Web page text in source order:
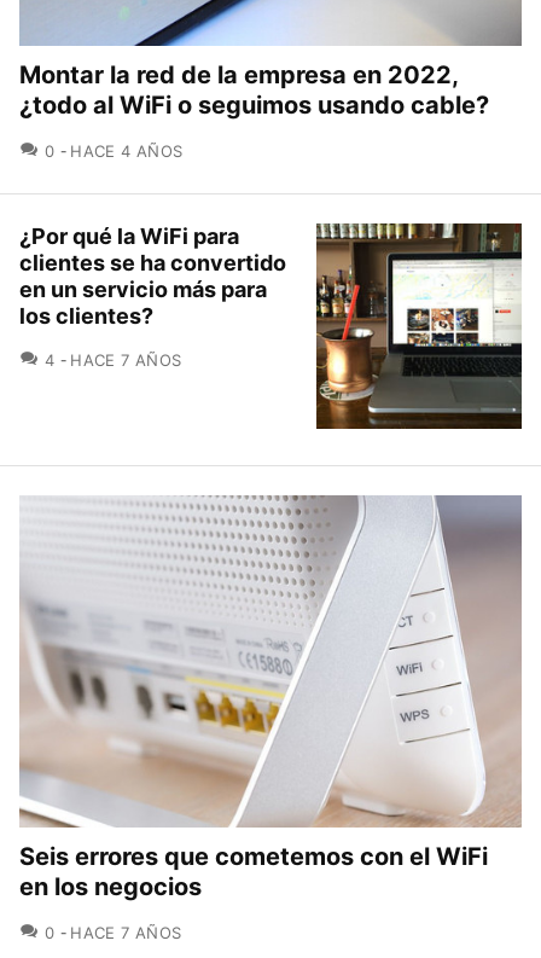
Montar la red de la empresa en 2022,
¿todo al WiFi o seguimos usando cable?
0 COMENTARIOS
HACE 4 AÑOS
¿Por qué la WiFi para
clientes se ha convertido
en un servicio más para
los clientes?
4 COMENTARIOS
HACE 7 AÑOS
Seis errores que cometemos con el WiFi
en los negocios
0 COMENTARIOS
HACE 7 AÑOS